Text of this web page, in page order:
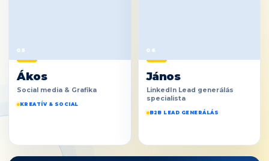
05
Ákos
Social media & Grafika
KREATÍV & SOCIAL
06
János
LinkedIn Lead generálás
specialista
B2B LEAD GENERÁLÁS